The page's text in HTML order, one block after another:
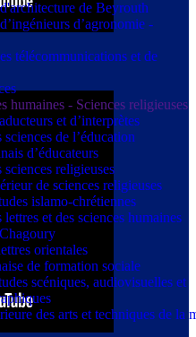
de Beyrouth
d’agronomie -
télécommunications et de
humaines - Sciences religieuses
et d’interprètes
sciences de l’éducation
d’éducateurs
sciences religieuses
de sciences religieuses
islamo-chrétiennes
lettres et des sciences humaines
orientales
de formation sociale
scéniques, audiovisuelles et
des arts et techniques de la